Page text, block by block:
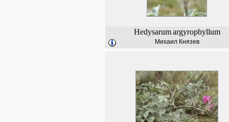
Hedysarum argyrophyllum
Михаил Князев